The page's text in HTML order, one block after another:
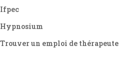
Ifpec
Hypnosium
Trouver un emploi de thérapeute